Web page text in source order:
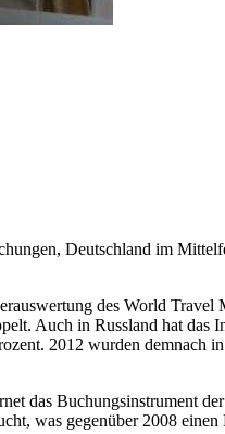
Deutschland im
des World
Auch in Russland hat das
2012 wurden demnach
das Buchungsinstrument
was gegenüber 2008